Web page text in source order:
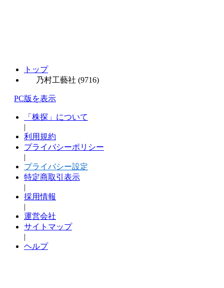
トップ
乃村工藝社 (9716)
PC版を表示
「株探」について
|
利用規約
プライバシーポリシー
|
プライバシー設定
特定商取引表示
|
採用情報
|
運営会社
サイトマップ
|
ヘルプ